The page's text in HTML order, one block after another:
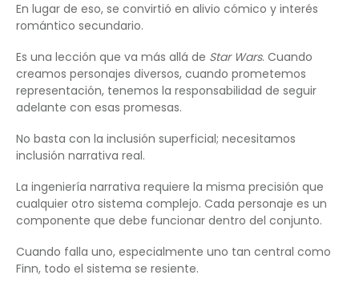
En lugar de eso, se convirtió en alivio cómico y interés
romántico secundario.
Es una lección que va más allá de Star Wars. Cuando
creamos personajes diversos, cuando prometemos
representación, tenemos la responsabilidad de seguir
adelante con esas promesas.
No basta con la inclusión superficial; necesitamos
inclusión narrativa real.
La ingeniería narrativa requiere la misma precisión que
cualquier otro sistema complejo. Cada personaje es un
componente que debe funcionar dentro del conjunto.
Cuando falla uno, especialmente uno tan central como
Finn, todo el sistema se resiente.